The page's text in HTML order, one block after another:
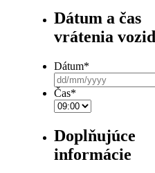
Dátum a čas
vrátenia
Dátum*
Čas*
Doplňujúce
informácie